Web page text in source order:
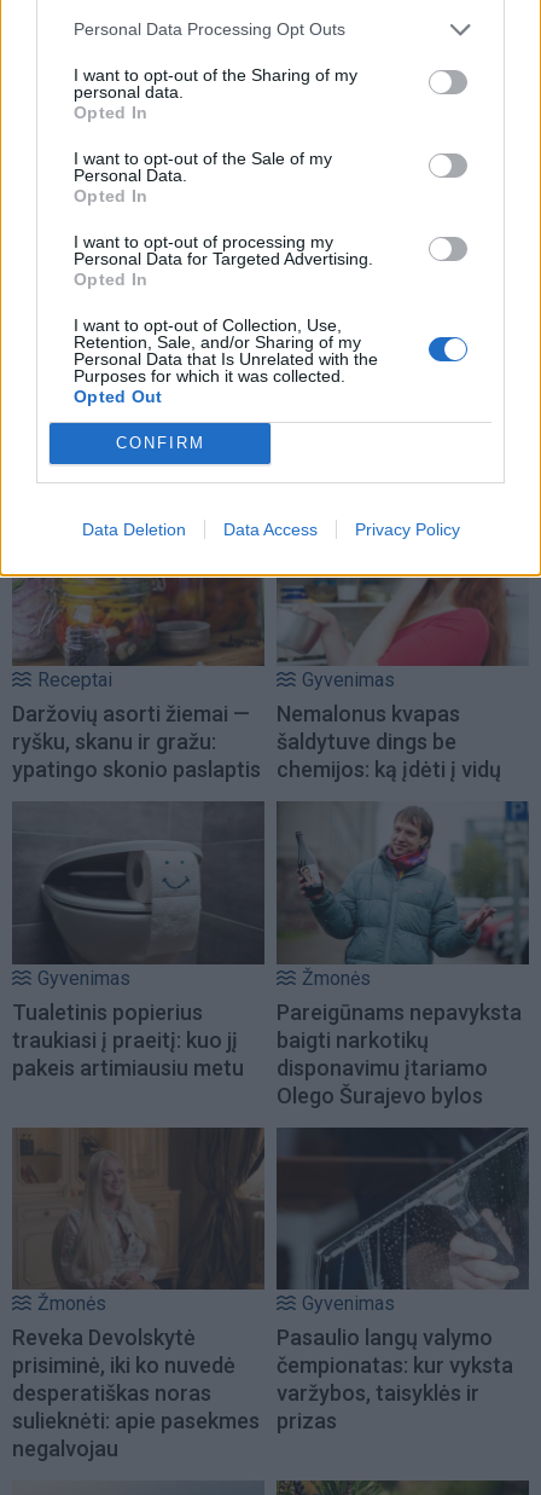
Personal Data Processing Opt Outs
I want to opt-out of the Sharing of my
personal data.
Opted In
I want to opt-out of the Sale of my
Personal Data.
Opted In
I want to opt-out of processing my
Personal Data for Targeted Advertising.
Opted In
I want to opt-out of Collection, Use,
Retention, Sale, and/or Sharing of my
Personal Data that Is Unrelated with the
Purposes for which it was collected.
Opted Out
CONFIRM
Data Deletion Data Access Privacy Policy
Serviceapply.
TAIP PAT SKAITYKITE
Receptai
Daržovių asorti žiemai —
ryšku, skanu ir gražu:
ypatingo skonio paslaptis
Gyvenimas
Nemalonus kvapas
šaldytuve dings be
chemijos: ką įdėti į vidų
Gyvenimas
Tualetinis popierius
traukiasi į praeitį: kuo jį
pakeis artimiausiu metu
Žmonės
Pareigūnams nepavyksta
baigti narkotikų
disponavimu įtariamo
Olego Šurajevo bylos
Žmonės
Reveka Devolskytė
prisiminė, iki ko nuvedė
desperatiškas noras
sulieknėti: apie pasekmes
negalvojau
Gyvenimas
Pasaulio langų valymo
čempionatas: kur vyksta
varžybos, taisyklės ir
prizas